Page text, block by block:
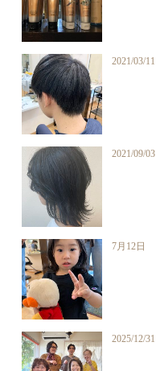
2021/03/11
2021/09/03
7月12日
2025/12/31